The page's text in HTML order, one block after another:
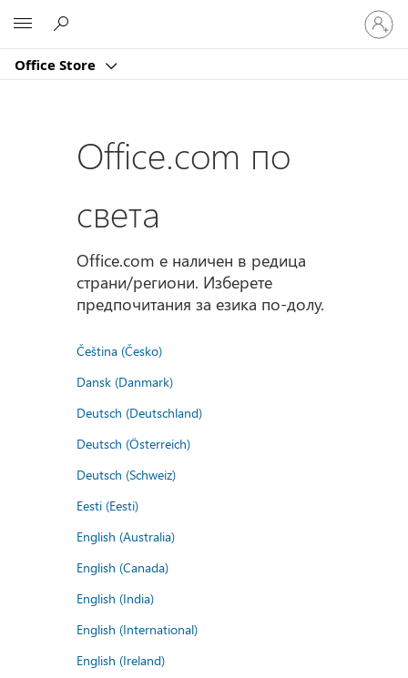
Office Store
Влезте
във
вашия
Office.com по
света
Office.com е наличен в редица
страни/региони. Изберете
предпочитания за езика по-долу.
Čeština (Česko)
Dansk (Danmark)
Deutsch (Deutschland)
Deutsch (Österreich)
Deutsch (Schweiz)
Eesti (Eesti)
English (Australia)
English (Canada)
English (India)
English (International)
English (Ireland)